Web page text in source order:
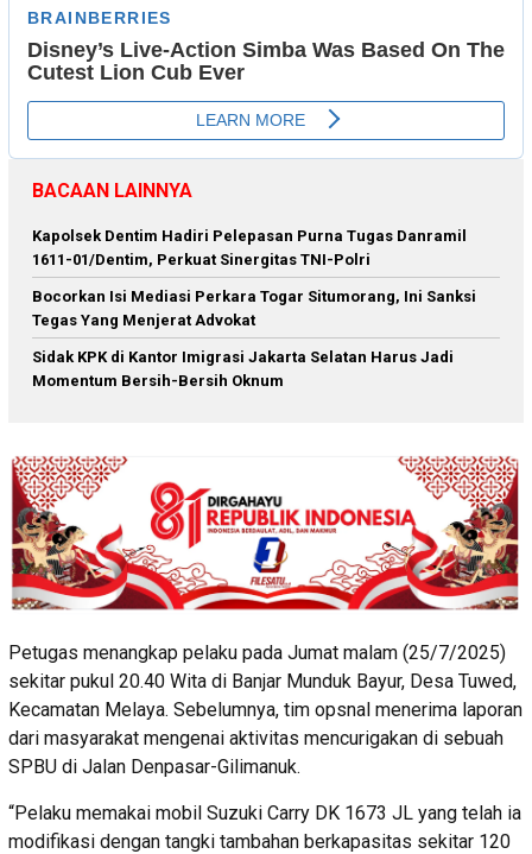
BACAAN LAINNYA
Kapolsek Dentim Hadiri Pelepasan Purna Tugas Danramil
1611-01/Dentim, Perkuat Sinergitas TNI-Polri
Bocorkan Isi Mediasi Perkara Togar Situmorang, Ini Sanksi
Tegas Yang Menjerat Advokat
Sidak KPK di Kantor Imigrasi Jakarta Selatan Harus Jadi
Momentum Bersih-Bersih Oknum
Petugas menangkap pelaku pada Jumat malam (25/7/2025)
sekitar pukul 20.40 Wita di Banjar Munduk Bayur, Desa Tuwed,
Kecamatan Melaya. Sebelumnya, tim opsnal menerima laporan
dari masyarakat mengenai aktivitas mencurigakan di sebuah
SPBU di Jalan Denpasar-Gilimanuk.
“Pelaku memakai mobil Suzuki Carry DK 1673 JL yang telah ia
modifikasi dengan tangki tambahan berkapasitas sekitar 120